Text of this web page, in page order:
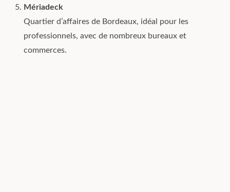
Mériadeck
Quartier d’affaires de Bordeaux, idéal pour les
professionnels, avec de nombreux bureaux et
commerces.